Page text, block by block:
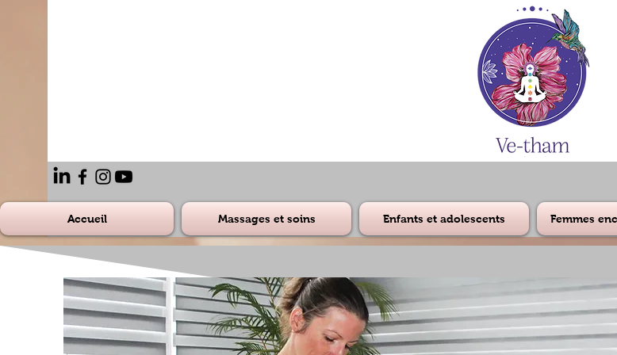
Accueil Massages et soins Enfants et adolescents Femmes